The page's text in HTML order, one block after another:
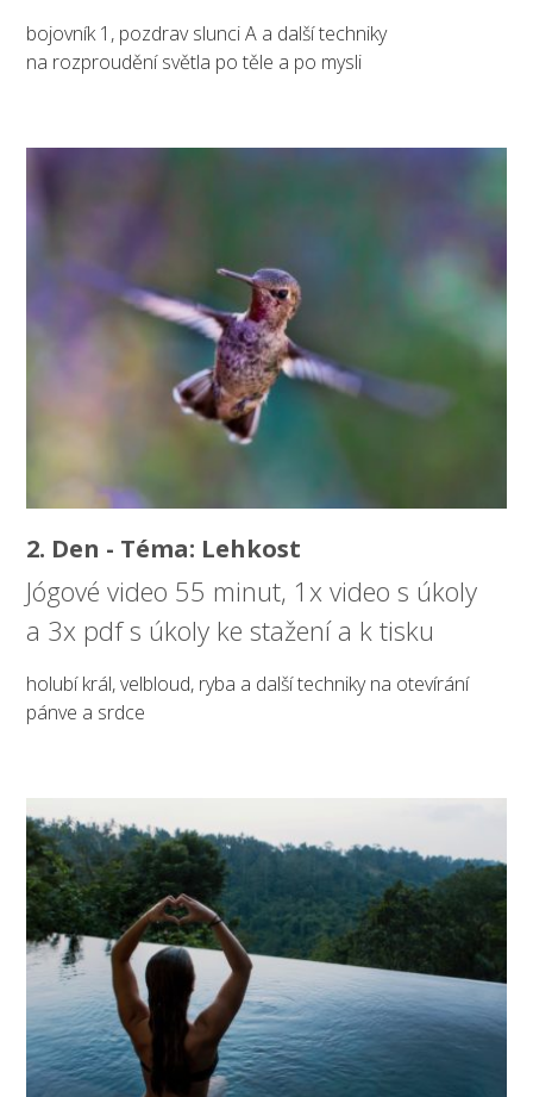
bojovník 1, pozdrav slunci A a další techniky
na rozproudění světla po těle a po mysli
2. Den - Téma: Lehkost
Jógové video 55 minut, 1x video s úkoly
a 3x pdf s úkoly ke stažení a k tisku
holubí král, velbloud, ryba a další techniky na otevírání
pánve a srdce